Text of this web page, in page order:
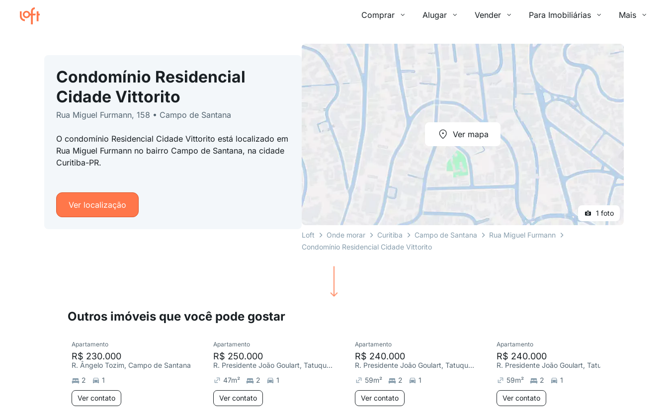
Comprar Alugar Vender Para Imobiliárias Mais
Condomínio Residencial
Cidade Vittorito
Rua Miguel Furmann, 158 • Campo de Santana
O condomínio Residencial Cidade Vittorito está localizado em
Rua Miguel Furmann no bairro Campo de Santana, na cidade
Curitiba-PR.
Ver localização
Ver mapa
1 foto
Loft Onde morar Curitiba Campo de Santana
Rua Miguel Furmann
Condomínio Residencial Cidade Vittorito
Outros imóveis que você pode gostar
Apartamento
R$ 230.000
R. Ângelo Tozim, Campo de Santana
2
1
Ver contato
Apartamento
R$ 250.000
R. Presidente João Goulart, Tatuquara
47m² 2 1
Ver contato
Apartamento
R$ 240.000
R. Presidente João Goulart, Tatuquara
59m² 2 1
Ver contato
Apartamento
R$ 240.000
59m² 2 1
Ver contato